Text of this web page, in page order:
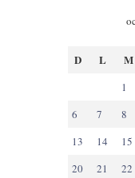
D L M
1
6
7 8
13
14 15
20
21 22